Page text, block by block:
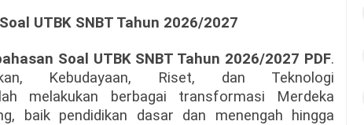
UTBK SNBT Tahun 2026/2027
Soal UTBK SNBT Tahun 2026/2027 PDF.
Kebudayaan, Riset, dan Teknologi
melakukan berbagai transformasi Merdeka
baik pendidikan dasar dan menengah hingga